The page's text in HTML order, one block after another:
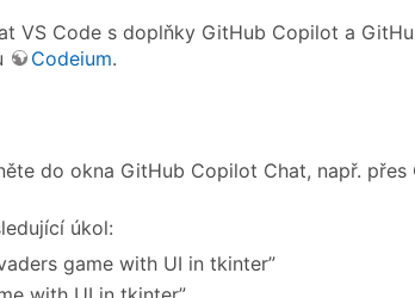
VS Code s doplňky GitHub Copilot a
Codeium.
do okna GitHub Copilot Chat, např. přes
úkol:
game with UI in tkinter”